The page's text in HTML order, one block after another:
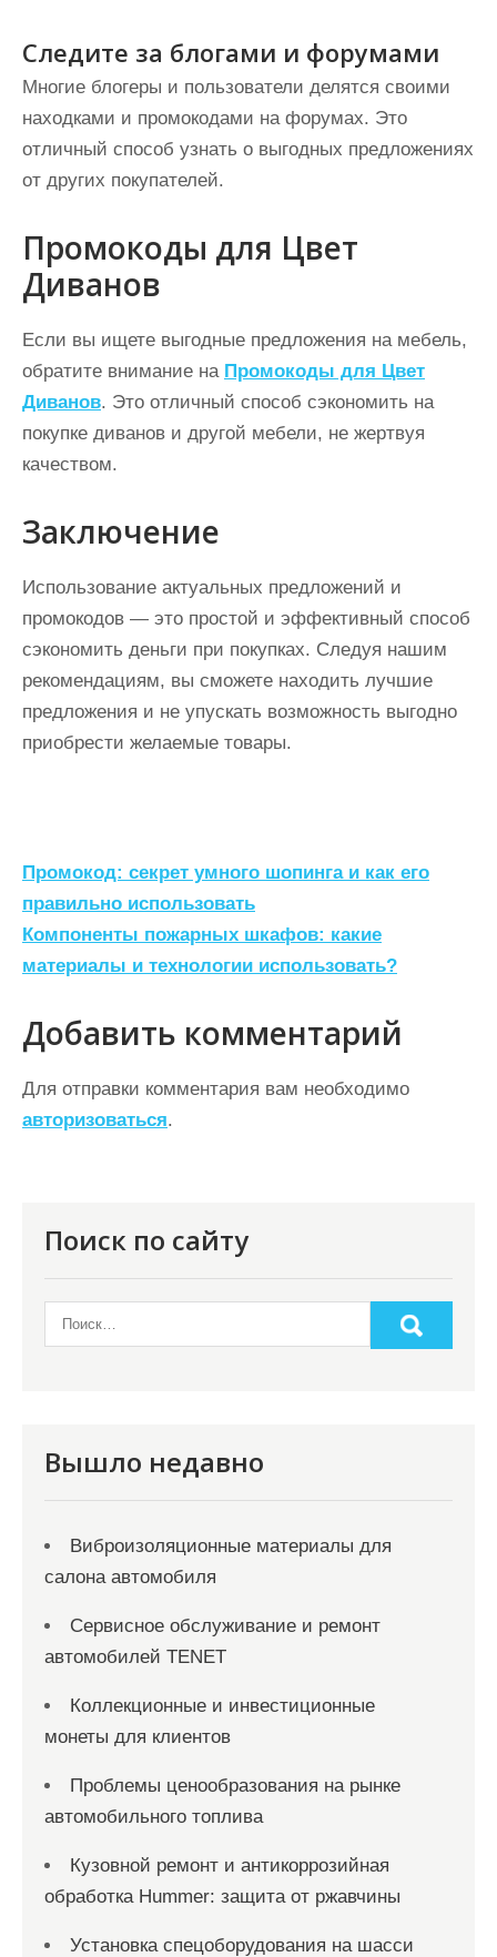
Следите за блогами и форумами
Многие блогеры и пользователи делятся своими
находками и промокодами на форумах. Это
отличный способ узнать о выгодных предложениях
от других покупателей.
Промокоды для Цвет
Диванов
Если вы ищете выгодные предложения на мебель,
обратите внимание на Промокоды для Цвет
Диванов. Это отличный способ сэкономить на
покупке диванов и другой мебели, не жертвуя
качеством.
Заключение
Использование актуальных предложений и
промокодов — это простой и эффективный способ
сэкономить деньги при покупках. Следуя нашим
рекомендациям, вы сможете находить лучшие
предложения и не упускать возможность выгодно
приобрести желаемые товары.
Н
а
в
и
г
а
ц
и
м
Промокод: секрет умного шопинга и как его
правильно использовать
Компоненты пожарных шкафов: какие
материалы и технологии использовать?
Добавить комментарий
Для отправки комментария вам необходимо
авторизоваться.
Поиск по сайту
Вышло недавно
Виброизоляционные материалы для
салона автомобиля
Сервисное обслуживание и ремонт
автомобилей TENET
Коллекционные и инвестиционные
монеты для клиентов
Проблемы ценообразования на рынке
автомобильного топлива
Кузовной ремонт и антикоррозийная
обработка Hummer: защита от ржавчины
Установка спецоборудования на шасси